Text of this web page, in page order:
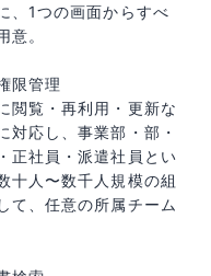
、1つの画面からすべ
意。
限管理
閲覧・再利用・更新な
対応し、事業部・部・
正社員・派遣社員とい
十人〜数千人規模の組
て、任意の所属チーム